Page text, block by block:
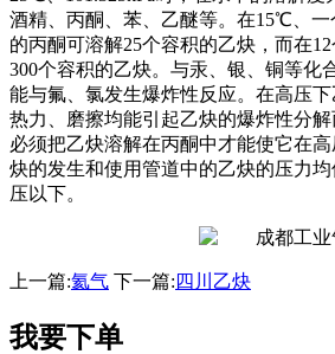
酒精、丙酮、苯、乙醚等。在15℃、
的丙酮可溶解25个容积的乙炔，而在
300个容积的乙炔。与汞、银、铜等化
能与氟、氯发生爆炸性反应。在高压下
热力、磨擦均能引起乙炔的爆炸性分解
必须把乙炔溶解在丙酮中才能使它在
炔的发生和使用管道中的乙炔的压力
压以下。
上一篇:氦气 下一篇: 四川乙炔
我要下单